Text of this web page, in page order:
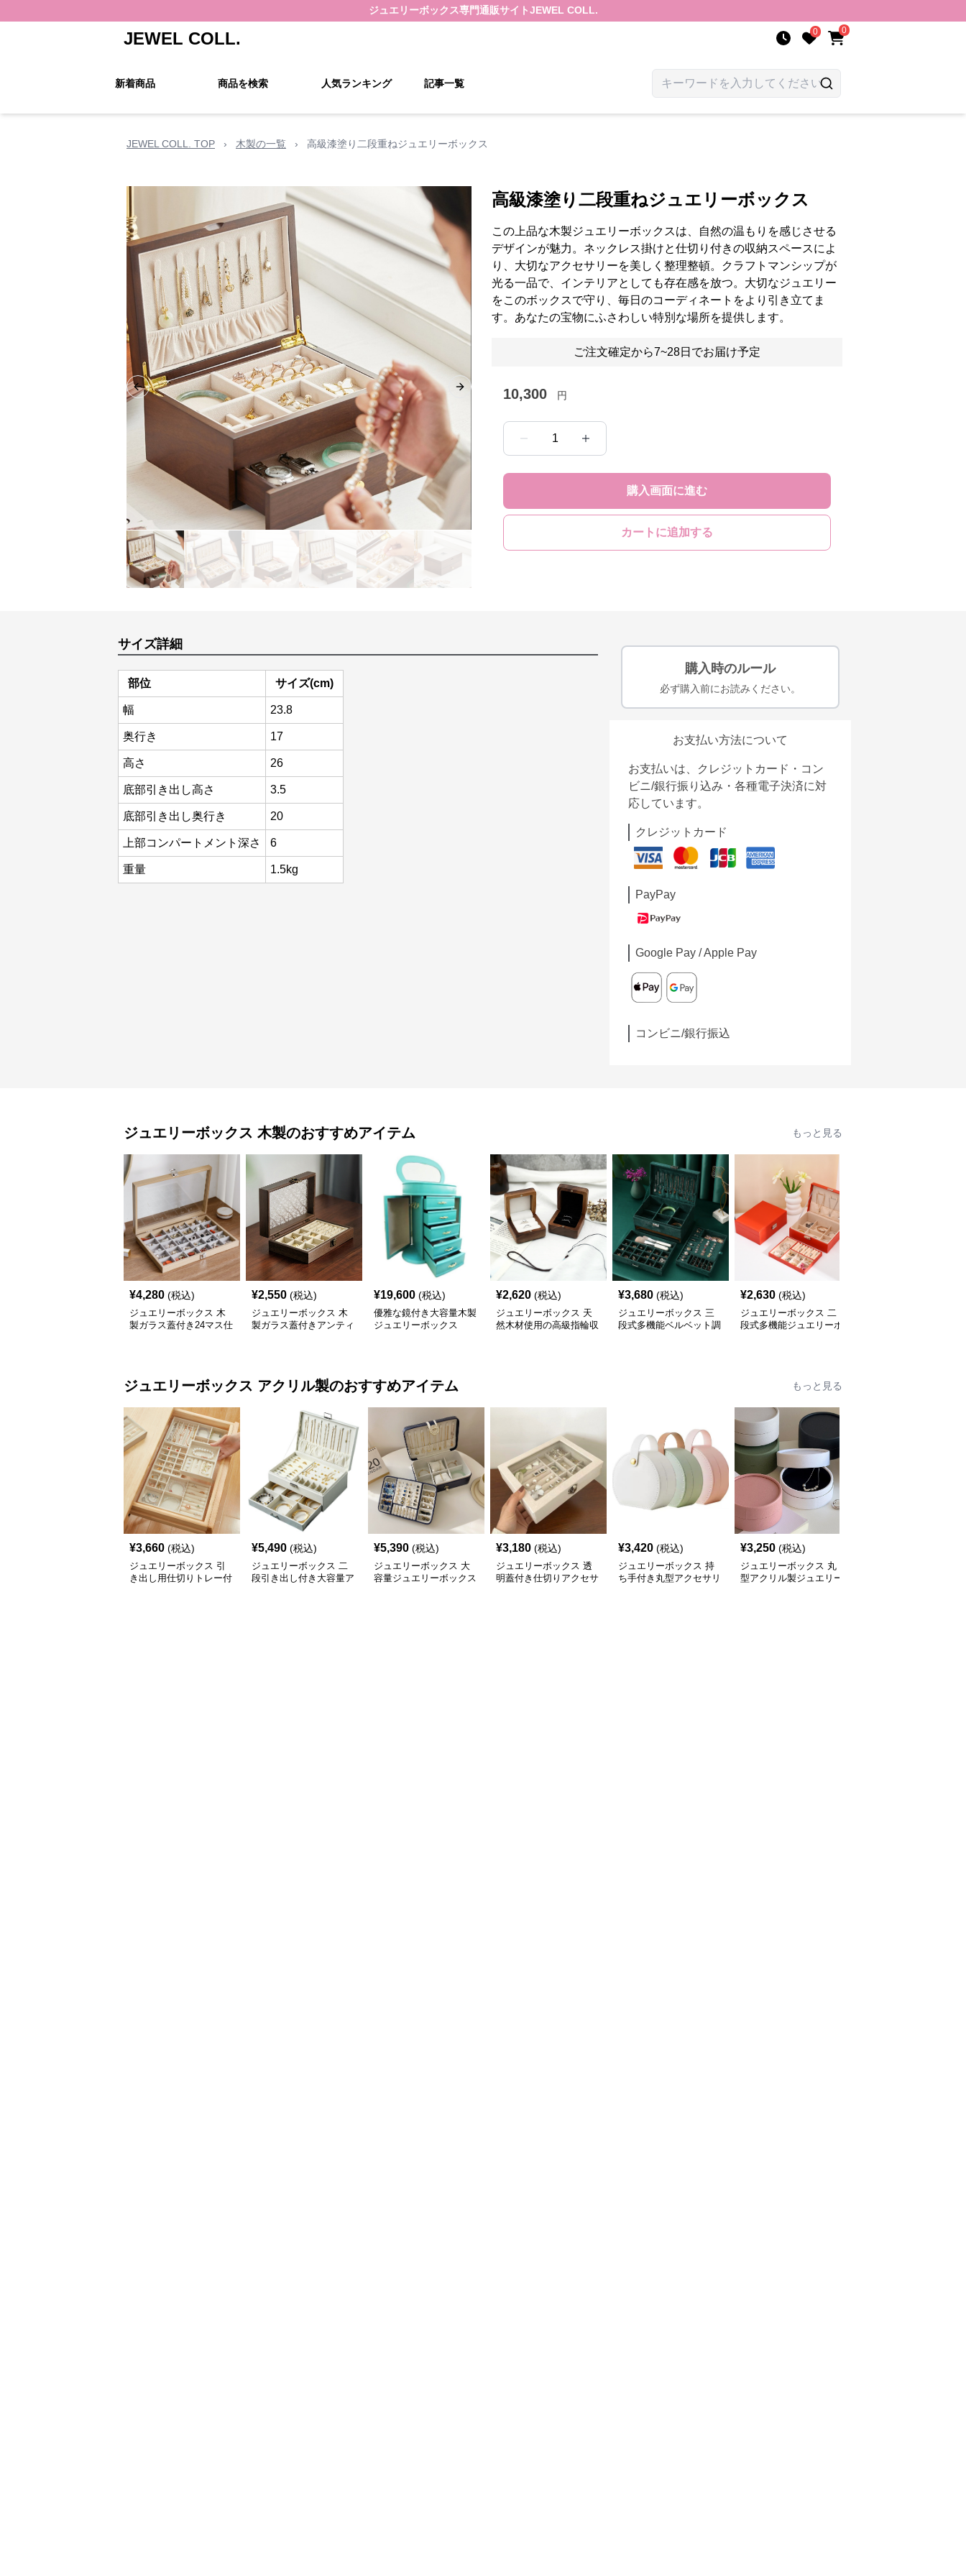
ジュエリーボックス専門通販サイトJEWEL COLL.
JEWEL COLL. 0 0
新着商品 商品を検索 人気ランキング 記事一覧
JEWEL COLL. TOP › 木製の一覧 › 高級漆塗り二段重ねジュエリーボックス
Previous slide Next slide
高級漆塗り二段重ねジュエリーボックス
この上品な木製ジュエリーボックスは、自然の温もりを感じさせる
デザインが魅力。ネックレス掛けと仕切り付きの収納スペースによ
り、大切なアクセサリーを美しく整理整頓。クラフトマンシップが
光る一品で、インテリアとしても存在感を放つ。大切なジュエリー
をこのボックスで守り、毎日のコーディネートをより引き立てま
す。あなたの宝物にふさわしい特別な場所を提供します。
ご注文確定から7~28日でお届け予定
10,300 円
1
購入画面に進む
カートに追加する
サイズ詳細
部位 サイズ(cm)
幅 23.8
奥行き 17
高さ 26
底部引き出し高さ 3.5
底部引き出し奥行き 20
上部コンパートメント深さ 6
重量 1.5kg
購入時のルール
必ず購入前にお読みください。
お支払い方法について
お支払いは、クレジットカード・コン
ビニ/銀行振り込み・各種電子決済に対
応しています。
クレジットカード
PayPay
Google Pay / Apple Pay
コンビニ/銀行振込
ジュエリーボックス 木製のおすすめアイテム もっと見る
¥4,280 (税込)
ジュエリーボックス 木
製ガラス蓋付き24マス仕
¥2,550 (税込)
ジュエリーボックス 木
製ガラス蓋付きアンティ
¥19,600 (税込)
優雅な鏡付き大容量木製
ジュエリーボックス
¥2,620 (税込)
ジュエリーボックス 天
然木材使用の高級指輪収
¥3,680 (税込)
ジュエリーボックス 三
段式多機能ベルベット調
¥2,630 (税込)
ジュエリーボックス 二
段式多機能ジュエリーボ
ジュエリーボックス アクリル製のおすすめアイテム もっと見る
¥3,660 (税込)
ジュエリーボックス 引
き出し用仕切りトレー付
¥5,490 (税込)
ジュエリーボックス 二
段引き出し付き大容量ア
¥5,390 (税込)
ジュエリーボックス 大
容量ジュエリーボックス
¥3,180 (税込)
ジュエリーボックス 透
明蓋付き仕切りアクセサ
¥3,420 (税込)
ジュエリーボックス 持
ち手付き丸型アクセサリ
¥3,250 (税込)
ジュエリーボックス 丸
型アクリル製ジュエリー